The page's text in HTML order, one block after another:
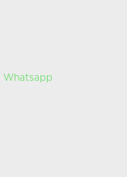
Whatsapp